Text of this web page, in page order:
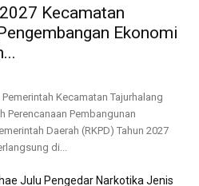
Kecamatan
Ekonomi
Kecamatan Tajurhalang
Perencanaan Pembangunan
Daerah (RKPD) Tahun 2027
di...
Julu Pengedar Narkotika Jenis